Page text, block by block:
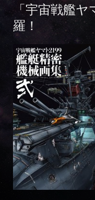
「宇宙戦艦
羅！